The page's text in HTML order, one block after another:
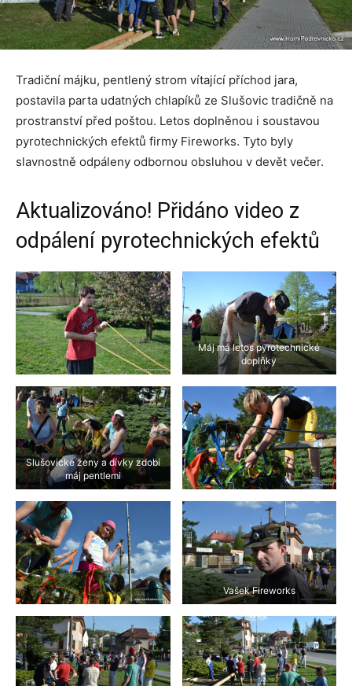
Tradiční májku, pentlený strom vítající příchod jara,
postavila parta udatných chlapíků ze Slušovic tradičně na
prostranství před poštou. Letos doplněnou i soustavou
pyrotechnických efektů firmy Fireworks. Tyto byly
slavnostně odpáleny odbornou obsluhou v devět večer.
Aktualizováno! Přidáno video z
odpálení pyrotechnických efektů
Máj má letos pyrotechnické
doplňky
Slušovické ženy a dívky zdobí
máj pentlemi
Vašek Fireworks